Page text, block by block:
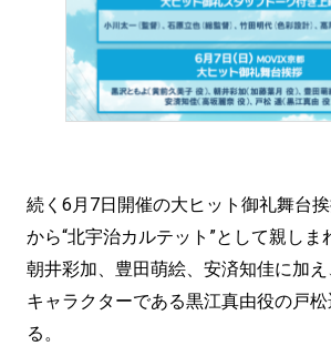
続く6月7日開催の大ヒット御礼舞台
から“北宇治カルテット”として親しま
朝井彩加、豊田萌絵、安済知佳に加
キャラクターである黒江真由役の戸
る。